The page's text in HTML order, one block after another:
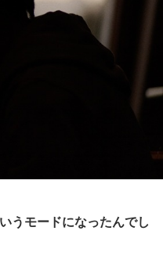
うモードになったんでし